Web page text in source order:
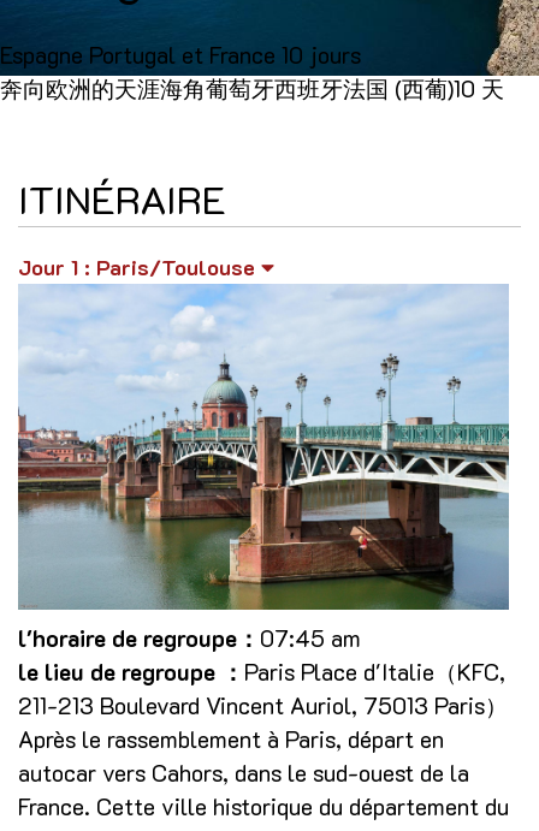
Espagne Portugal et France 10 jours
奔向欧洲的天涯海角葡萄牙西班牙法国 (西葡)10 天
ITINÉRAIRE
Jour 1 : Paris/Toulouse
l'horaire de regroupe： 07:45 am
le lieu de regroupe ： Paris Place d'Italie（KFC,
211-213 Boulevard Vincent Auriol, 75013 Paris）
Après le rassemblement à Paris, départ en
autocar vers Cahors, dans le sud-ouest de la
France. Cette ville historique du département du